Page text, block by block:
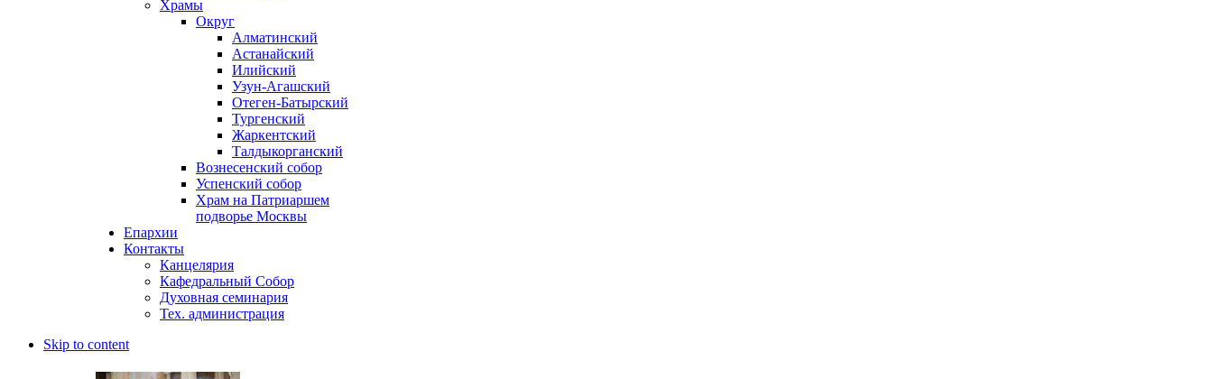
Храмы
Округ
Алматинский
Астанайский
Илийский
Узун-Агашский
Отеген-Батырский
Тургенский
Жаркентский
Талдыкорганский
Вознесенский собор
Успенский собор
Храм на Патриаршем
подворье Москвы
Епархии
Контакты
Канцелярия
Кафедральный Собор
Духовная семинария
Тех. администрация
Skip to content